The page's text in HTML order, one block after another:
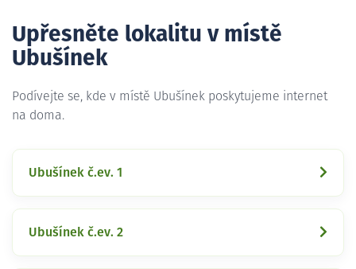
Upřesněte lokalitu v místě
Ubušínek
Podívejte se, kde v místě Ubušínek poskytujeme internet
na doma.
Ubušínek č.ev. 1
Ubušínek č.ev. 2